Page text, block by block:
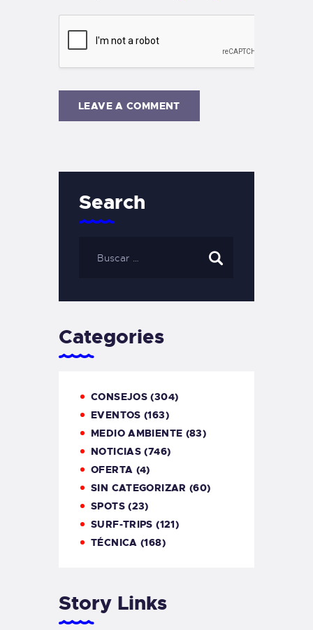
Search
Categories
CONSEJOS (304)
EVENTOS (163)
MEDIO AMBIENTE (83)
NOTICIAS (746)
OFERTA (4)
SIN CATEGORIZAR (60)
SPOTS(23)
SURF-TRIPS (121)
TÉCNICA (168)
Story Links